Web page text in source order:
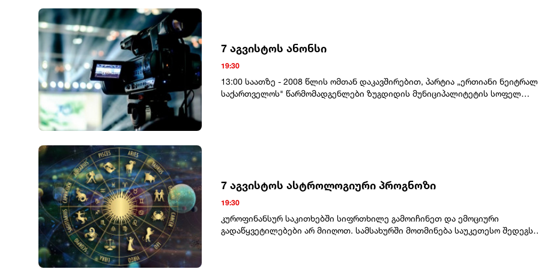
7 აგვისტოს ანონსი
19:30
13:00 საათზე - 2008 წლის ომთან დაკავშირებით, პარტია „ერთიანი
საქართველოს" წარმომადგენლები ზუგდიდის მუნიციპალიტეტის სოფელ
7 აგვისტოს ასტროლოგიური პროგნოზი
19:30
კუროფინანსურ საკითხებში სიფრთხილე გამოიჩინეთ და ემოციური
გადაწყვეტილებები არ მიიღოთ. სამსახურში მოთმინება საუკეთესო შედეგს